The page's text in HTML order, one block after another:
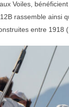
Voiles,
rassemble ainsi
entre 1918 (